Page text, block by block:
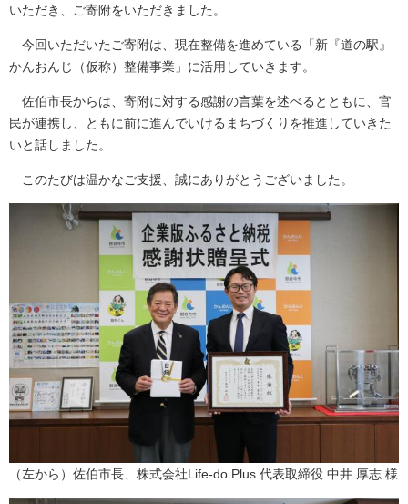
いただき、ご寄附をいただきました。
今回いただいたご寄附は、現在整備を進めている「新『道の駅』
かんおんじ（仮称）整備事業」に活用していきます。
佐伯市長からは、寄附に対する感謝の言葉を述べるとともに、官
民が連携し、ともに前に進んでいけるまちづくりを推進していきた
いと話しました。
このたびは温かなご支援、誠にありがとうございました。
（左から）佐伯市長、株式会社Life-do.Plus 代表取締役 中井 厚志 様